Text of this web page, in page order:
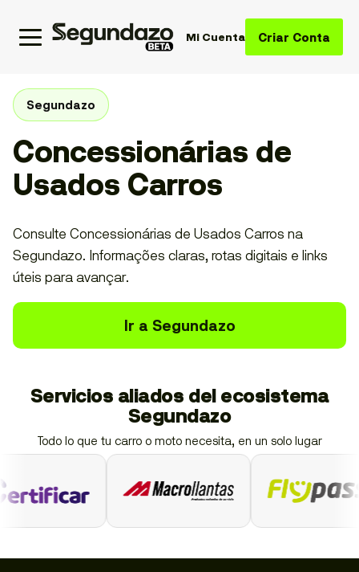
Mi Cuenta Criar Conta
Segundazo
Concessionárias de
Usados Carros
Consulte Concessionárias de Usados Carros na
Segundazo. Informações claras, rotas digitais e links
úteis para avançar.
Ir a Segundazo
Servicios aliados del ecosistema
Segundazo
Todo lo que tu carro o moto necesita, en un solo lugar